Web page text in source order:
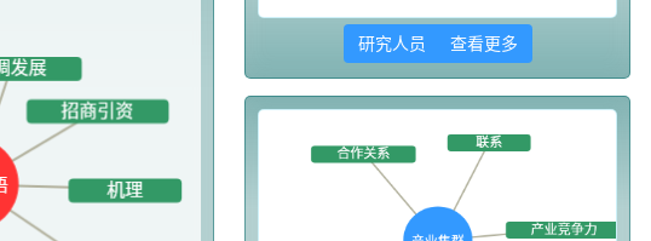
研究人员 查看更多